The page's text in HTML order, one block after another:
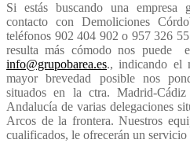
Si estás buscando una empresa
contacto con Demoliciones
teléfonos 902 404 902 o 957 326
resulta más cómodo nos puede
info@grupobarea.es., indicando el
mayor brevedad posible nos
situados en la ctra. Madrid-
Andalucía de varias delegaciones
Arcos de la frontera. Nuestros
cualificados, le ofrecerán un